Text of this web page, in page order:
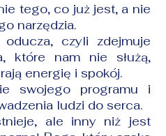
tego, co już jest, a nie
narzędzia.
czyli zdejmuje
które nam nie służą,
energię i spokój.
swojego programu i
ludzi do serca.
ale inny niż jest